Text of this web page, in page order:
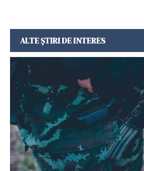
ALTE ȘTIRI DE INTERES